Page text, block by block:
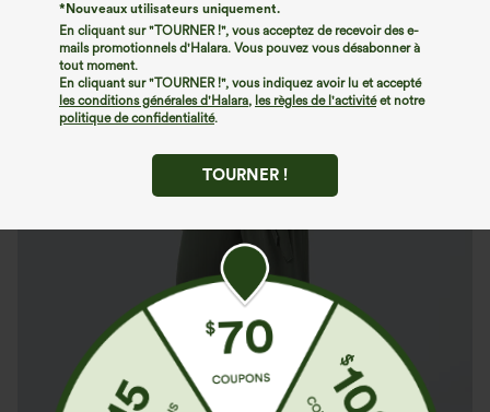
*Nouveaux utilisateurs uniquement.
En cliquant sur "TOURNER !", vous acceptez de recevoir des e-
mails promotionnels d'Halara. Vous pouvez vous désabonner à
tout moment.
En cliquant sur "TOURNER !", vous indiquez avoir lu et accepté
les conditions générales d'Halara, les règles de l'activitéet notre
politique de confidentialité.
TOURNER !